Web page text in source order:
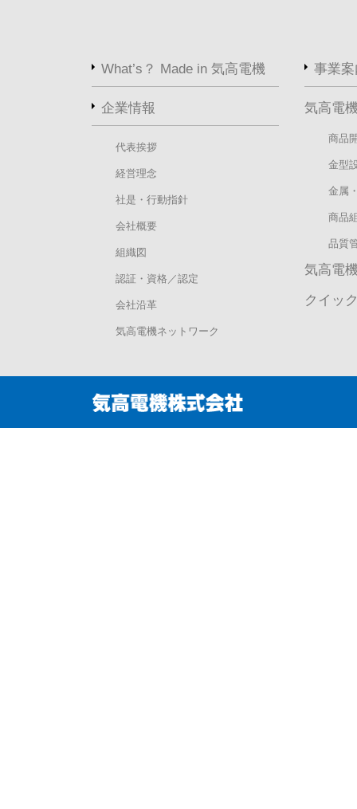
What’s？ Made in 気高電機
企業情報
代表挨拶
経営理念
社是・行動指針
会社概要
組織図
認証・資格／認定
会社沿革
気高電機ネットワーク
事業
気高電
商品
金型
金属
商品
品質
気高電
クイッ